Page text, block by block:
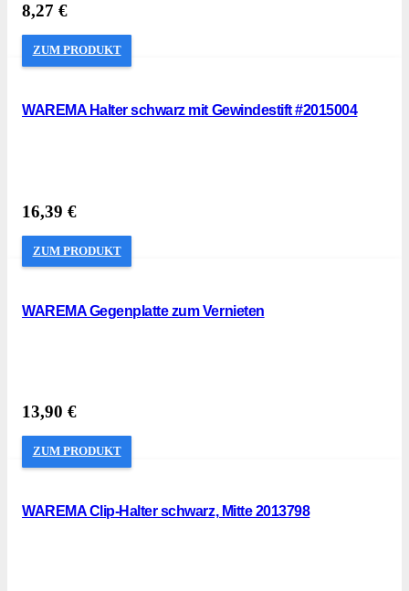
8,27 €
ZUM PRODUKT
WAREMA Halter schwarz mit Gewindestift #2015004
16,39 €
ZUM PRODUKT
WAREMA Gegenplatte zum Vernieten
13,90 €
ZUM PRODUKT
WAREMA Clip-Halter schwarz, Mitte 2013798